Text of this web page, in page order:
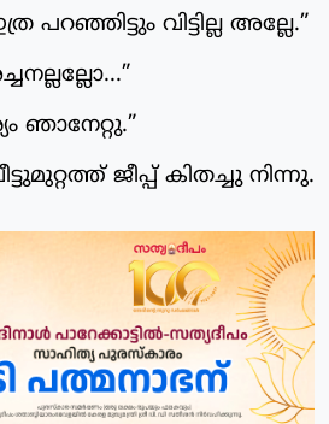
വിട്ടില്ല അല്ലേ.”
ഞാനേറ്റു.”
ജീപ്പ് കിതച്ചു നിന്നു.